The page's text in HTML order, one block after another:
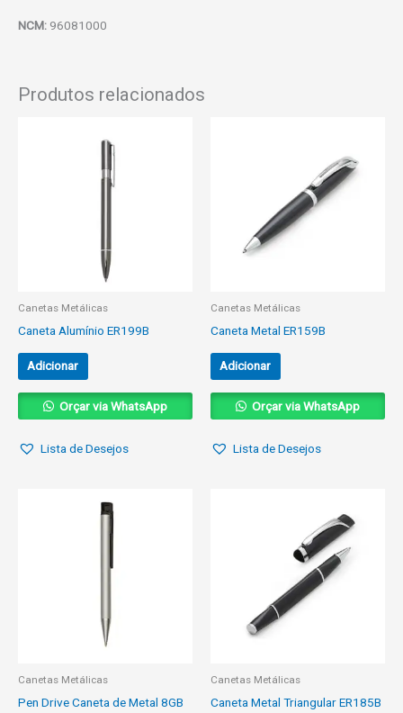
NCM: 96081000
Produtos relacionados
Canetas Metálicas
Caneta Alumínio ER199B
Adicionar
Orçar via WhatsApp
Lista de Desejos
Canetas Metálicas
Caneta Metal ER159B
Adicionar
Orçar via WhatsApp
Lista de Desejos
Canetas Metálicas
Pen Drive Caneta de Metal 8GB
Canetas Metálicas
Caneta Metal Triangular ER185B